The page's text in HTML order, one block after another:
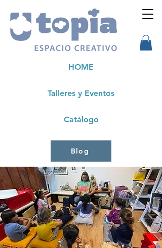
Talleres y Eventos
HOME
Catálogo
Blog